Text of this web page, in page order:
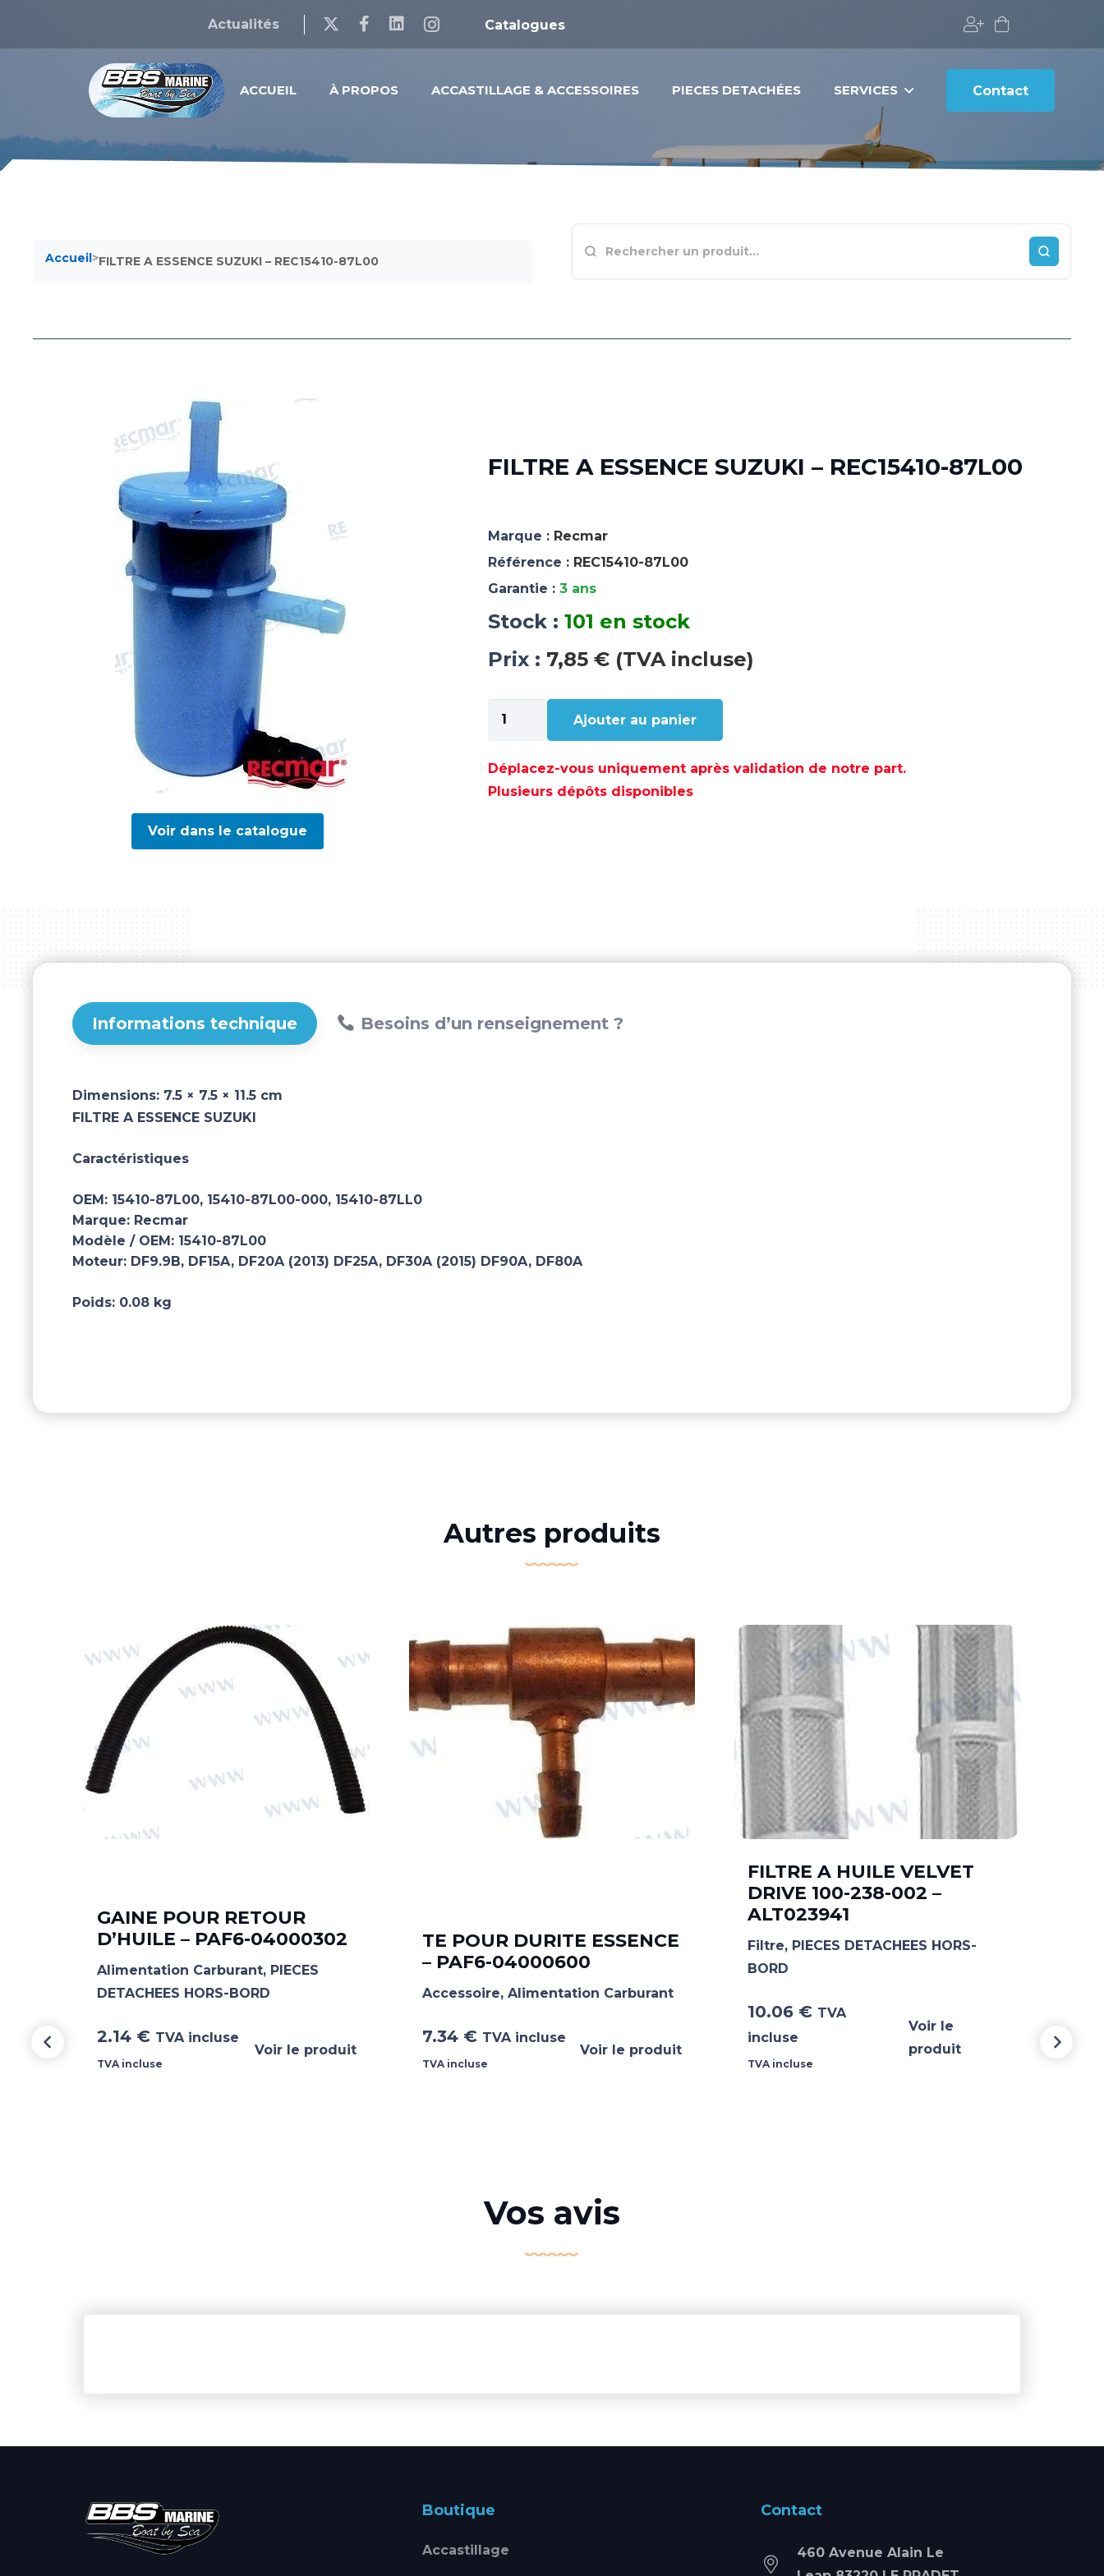
Actualités Catalogues
ACCUEIL À PROPOS ACCASTILLAGE & ACCESSOIRES PIECES DETACHÉES SERVICES Contact
Accueil>FILTRE A ESSENCE SUZUKI – REC15410-87L00
Voir dans le catalogue
FILTRE A ESSENCE SUZUKI – REC15410-87L00
Marque : Recmar
Référence : REC15410-87L00
Garantie : 3 ans
Stock : 101 en stock
Prix : 7,85 € (TVA incluse)
quantité
de
A
ESSENCE
Ajouter au panier
Déplacez-vous uniquement après validation de notre part.
Plusieurs dépôts disponibles
Informations technique Besoins d’un renseignement ?
Dimensions: 7.5 × 7.5 × 11.5 cm
FILTRE A ESSENCE SUZUKI
Caractéristiques
OEM: 15410-87L00, 15410-87L00-000, 15410-87LL0
Marque: Recmar
Modèle / OEM: 15410-87L00
Moteur: DF9.9B, DF15A, DF20A (2013) DF25A, DF30A (2015) DF90A, DF80A
Poids: 0.08 kg
Autres produits
GAINE POUR RETOUR
D’HUILE – PAF6-04000302
Alimentation Carburant, PIECES
DETACHEES HORS-BORD
2.14 € TVA incluse
TVA incluse
Voir le produit
TE POUR DURITE ESSENCE
– PAF6-04000600
Accessoire, Alimentation Carburant
7.34 € TVA incluse
TVA incluse
Voir le produit
FILTRE A HUILE VELVET
DRIVE 100-238-002 –
ALT023941
Filtre, PIECES DETACHEES HORS-
BORD
10.06 € TVA
incluse
TVA incluse
Voir le
produit
Vos avis
Boutique
Accastillage
Contact
460 Avenue Alain Le